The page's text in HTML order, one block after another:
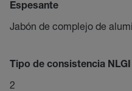
Espesante
Jabón de complejo de
Tipo de consistencia NLGI
2